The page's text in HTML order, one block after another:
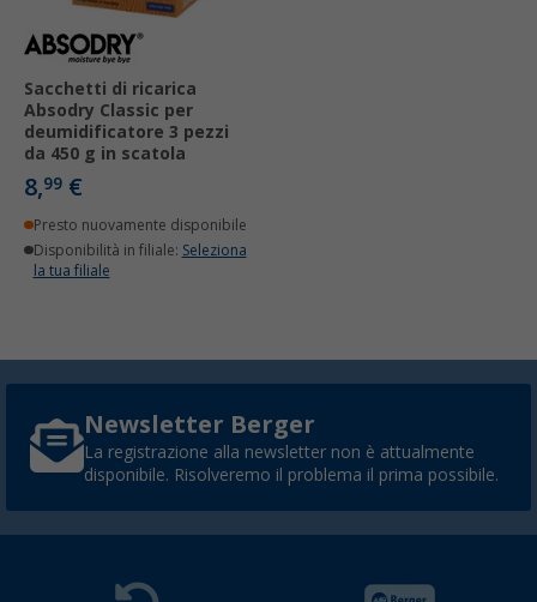
Sacchetti di ricarica
Absodry Classic per
deumidificatore 3 pezzi
da 450 g in scatola
8,99 €
Presto nuovamente disponibile
Disponibilità in filiale: Seleziona
la tua filiale
Newsletter Berger
La registrazione alla newsletter non è attualmente
disponibile. Risolveremo il problema il prima possibile.